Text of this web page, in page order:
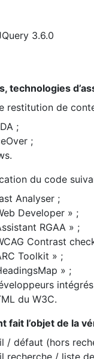
3.6.0
technologies
restitution de
;
;
du code
Analyser ;
Developer » ;
RGAA » ;
Contrast
Toolkit » ;
» ;
du W3C.
fait l’objet de la
/ défaut (hors
recherche / liste